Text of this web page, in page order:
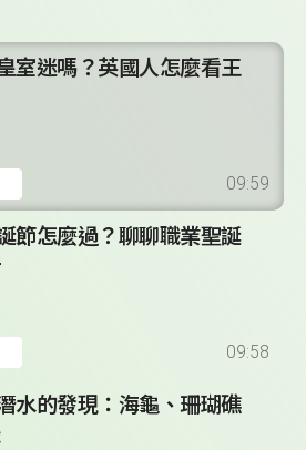
室迷嗎？英國人怎麼看王
09:59
節怎麼過？聊聊職業聖誕
09:58
水的發現：海龜、珊瑚礁